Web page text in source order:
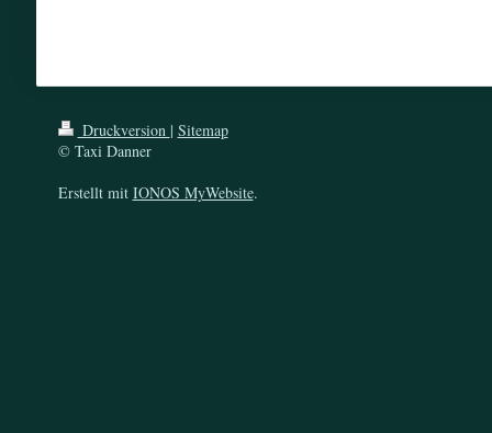
Druckversion | Sitemap
© Taxi Danner
Erstellt mit IONOS MyWebsite.